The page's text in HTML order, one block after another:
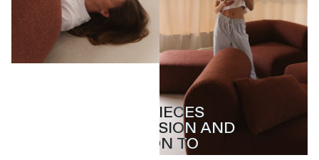
MASTERPIECES
WITH PASSION AND
ATTENTION TO
MASTERPIECES
WITH PASSION AND
ATTENTION TO